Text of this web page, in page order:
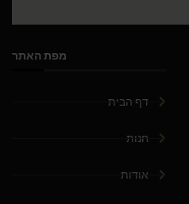
מפת האתר
דף הבית
חנות
אודות